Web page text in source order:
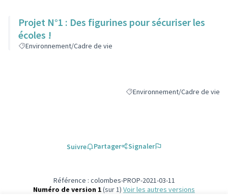
Projet N°1 : Des figurines pour sécuriser les
écoles !
Environnement/Cadre de vie
Filtrer les résultats de la
Environnement/Cadre de vie
Suivre Partager Signaler
Référence : colombes-PROP-2021-03-11
Numéro de version 1(sur 1)
voir les autres versions